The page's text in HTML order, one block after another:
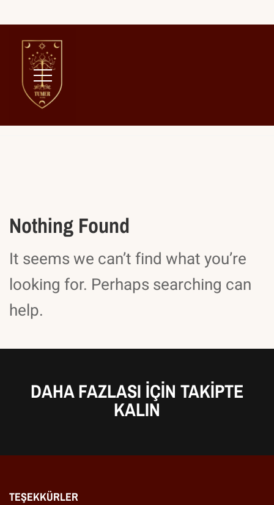
Nothing Found
It seems we can’t find what you’re
looking for. Perhaps searching can
help.
DAHA FAZLASI IÇIN TAKIPTE
KALIN
TEŞEKKÜRLER